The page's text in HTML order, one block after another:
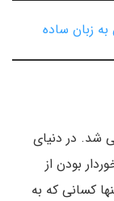
زبان ساده
معرفی شد. در دنیای
بودن از
کسانی که به